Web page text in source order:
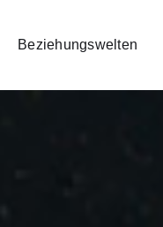
Beziehungswelten